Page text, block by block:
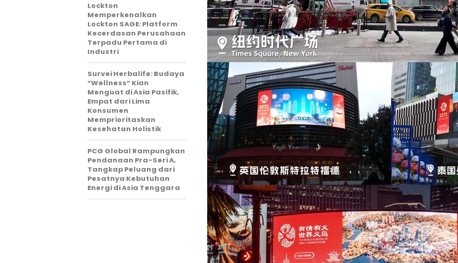
Lockton
Memperkenalkan
Lockton SAGE: Platform
Kecerdasan Perusahaan
Terpadu Pertama di
Industri
Survei Herbalife: Budaya
“Wellness” Kian
Menguat di Asia Pasifik,
Empat dari Lima
Konsumen
Memprioritaskan
Kesehatan Holistik
PCG Global Rampungkan
Pendanaan Pra-Seri A,
Tangkap Peluang dari
Pesatnya Kebutuhan
Energi di Asia Tenggara